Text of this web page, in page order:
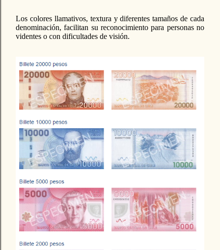
Los colores llamativos, textura y diferentes tamaños de cada
denominación, facilitan su reconocimiento para personas no
videntes o con dificultades de visión.